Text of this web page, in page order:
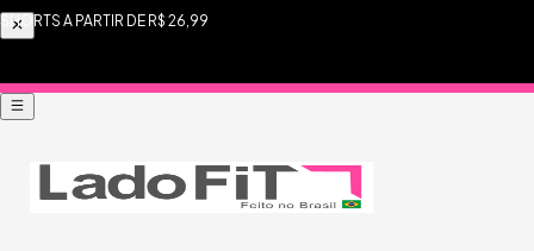
FRETE FIXO R$ 9,90 PARA TODO BRASIL